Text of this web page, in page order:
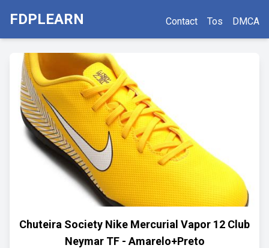
FDPLEARN Contact Tos DMCA
Chuteira Society Nike Mercurial Vapor 12 Club
Neymar TF - Amarelo+Preto